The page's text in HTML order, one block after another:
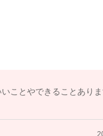
ことやできることありま